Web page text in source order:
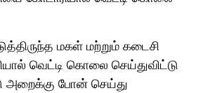
மகள் மற்றும் கடைசி
வெட்டி கொலை செய்துவிட்டு
அறைக்கு போன் செய்து